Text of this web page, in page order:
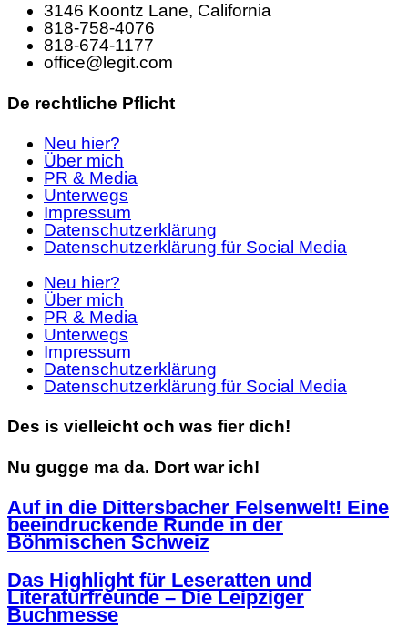
3146 Koontz Lane, California
818-758-4076
818-674-1177
office@legit.com
De rechtliche Pflicht
Neu hier?
Über mich
PR & Media
Unterwegs
Impressum
Datenschutzerklärung
Datenschutzerklärung für Social Media
Neu hier?
Über mich
PR & Media
Unterwegs
Impressum
Datenschutzerklärung
Datenschutzerklärung für Social Media
Des is vielleicht och was fier dich!
Nu gugge ma da. Dort war ich!
Auf in die Dittersbacher Felsenwelt! Eine
beeindruckende Runde in der
Böhmischen Schweiz
Das Highlight für Leseratten und
Literaturfreunde – Die Leipziger
Buchmesse